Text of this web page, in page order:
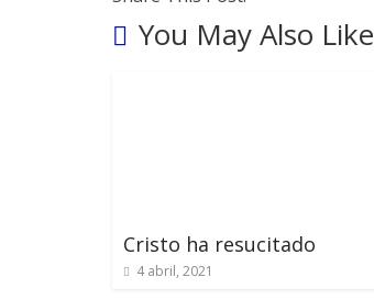
You May Also Like
Cristo ha resucitado
4 abril, 2021